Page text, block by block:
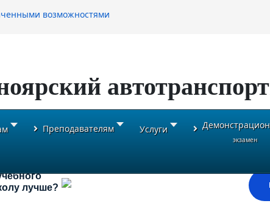
возможностями
Преподавателям Услуги
экзамен
лучше?